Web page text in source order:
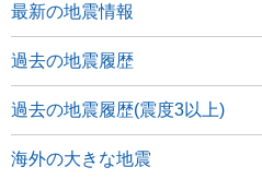
最新の地震情報
過去の地震履歴
過去の地震履歴(震度3以上)
海外の大きな地震